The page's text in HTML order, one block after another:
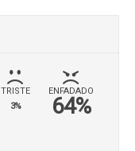
TRISTE
3%
ENFADADO
64%